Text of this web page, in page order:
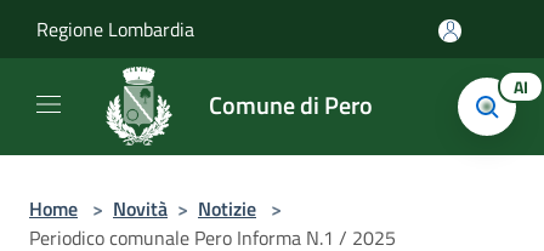
Regione Lombardia
Comune di Pero AI
Home > Novità > Notizie >
Periodico comunale Pero Informa N.1 / 2025